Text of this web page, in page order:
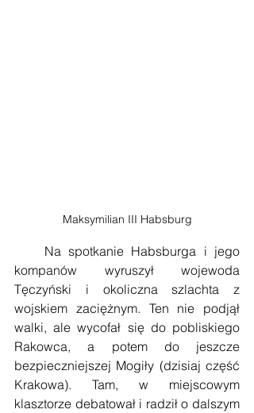
Maksymilian III Habsburg
kompanów wyruszył wojewoda
Tęczyński i okoliczna szlachta z
wojskiem zaciężnym. Ten nie podjął
walki, ale wycofał się do pobliskiego
Rakowca, a potem do jeszcze
bezpieczniejszej Mogiły (dzisiaj część
Krakowa). Tam, w miejscowym
klasztorze debatował i radził o dalszym